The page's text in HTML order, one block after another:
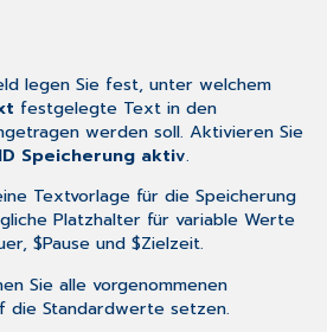
legen Sie fest, unter welchem
festgelegte Text in den
werden soll. Aktivieren Sie
Speicherung aktiv.
Textvorlage für die Speicherung
Platzhalter für variable Werte
$Pause und $Zielzeit.
Sie alle vorgenommenen
die Standardwerte setzen.